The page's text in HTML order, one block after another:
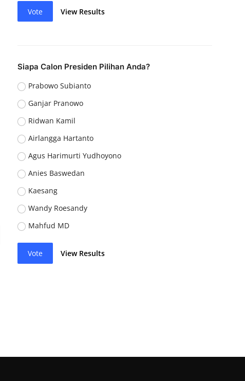
Vote View Results
Siapa Calon Presiden Pilihan Anda?
Prabowo Subianto
Ganjar Pranowo
Ridwan Kamil
Airlangga Hartanto
Agus Harimurti Yudhoyono
Anies Baswedan
Kaesang
Wandy Roesandy
Mahfud MD
Vote View Results